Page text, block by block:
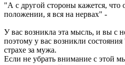
"А с другой стороны кажется, что
положении, я вся на нервах" -
У вас возникла эта мысль, и вы с
поэтому у вас возникли
страхе за мужа.
Если не убрать внимание с этой